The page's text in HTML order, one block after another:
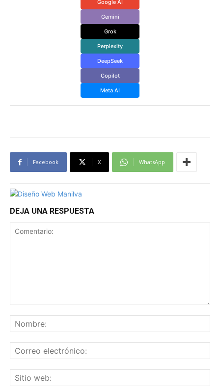
Google AI
Gemini
Grok
Perplexity
DeepSeek
Copilot
Meta AI
Facebook X WhatsApp
DEJA UNA RESPUESTA